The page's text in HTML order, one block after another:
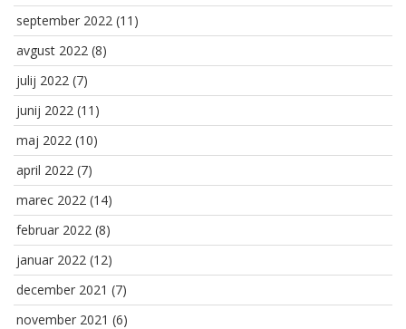
september 2022 (11)
avgust 2022 (8)
julij 2022 (7)
junij 2022 (11)
maj 2022 (10)
april 2022 (7)
marec 2022 (14)
februar 2022 (8)
januar 2022 (12)
december 2021 (7)
november 2021 (6)